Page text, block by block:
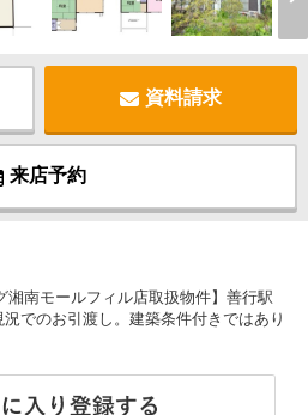
資料請求
来店予約
湘南モールフィル店取扱物件】善行駅
でのお引渡し。建築条件付きではあり